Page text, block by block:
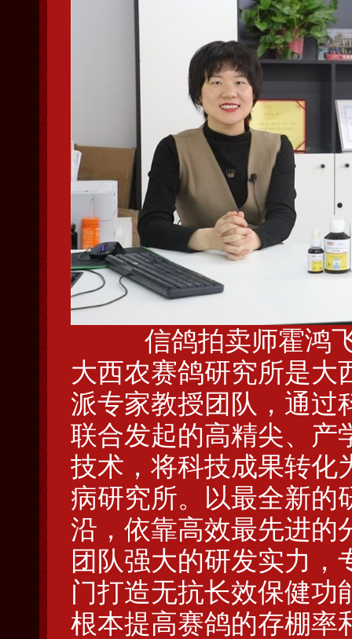
信鸽拍卖师霍鸿
大西农赛鸽研究所是大
派专家教授团队，通过
联合发起的高精尖、产
技术，将科技成果转化
病研究所。
以最全新的
沿，依靠高效最先进的
团队强大的研发实力，
门打造无抗长效保健功
根本提高赛鸽的存棚率